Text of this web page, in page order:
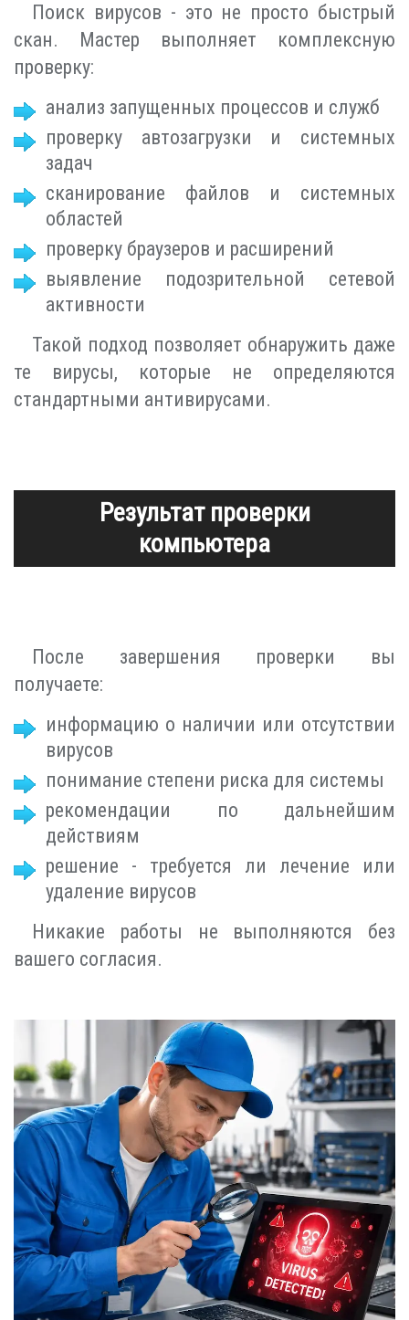
Поиск вирусов - это не просто быстрый
скан. Мастер выполняет комплексную
проверку:
анализ запущенных процессов и служб
проверку автозагрузки и системных
задач
сканирование файлов и системных
областей
проверку браузеров и расширений
выявление подозрительной сетевой
активности
Такой подход позволяет обнаружить даже
те вирусы, которые не определяются
стандартными антивирусами.
Результат проверки
компьютера
После завершения проверки вы
получаете:
информацию о наличии или отсутствии
вирусов
понимание степени риска для системы
рекомендации по дальнейшим
действиям
решение - требуется ли лечение или
удаление вирусов
Никакие работы не выполняются без
вашего согласия.